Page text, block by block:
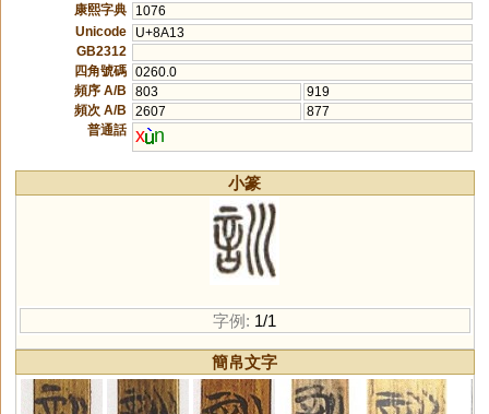
康熙字典
1076
Unicode
U+8A13
GB2312
四角號碼 0260.0
頻序 A/B
803
919
頻次 A/B
2607
877
普通話 x n
小篆
字例: 1/1
簡帛文字